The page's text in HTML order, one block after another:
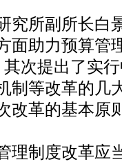
所副所长白
面助力预算管
次提出了实
等改革的几
改革的基本原
制度改革应